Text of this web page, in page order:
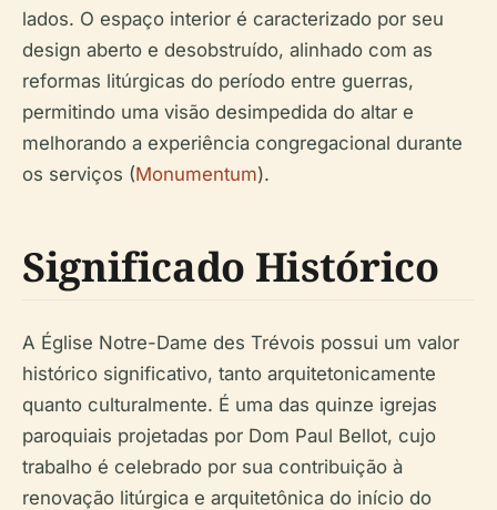
lados. O espaço interior é caracterizado por seu
design aberto e desobstruído, alinhado com as
reformas litúrgicas do período entre guerras,
permitindo uma visão desimpedida do altar e
melhorando a experiência congregacional durante
os serviços (Monumentum).
Significado Histórico
A Église Notre-Dame des Trévois possui um valor
histórico significativo, tanto arquitetonicamente
quanto culturalmente. É uma das quinze igrejas
paroquiais projetadas por Dom Paul Bellot, cujo
trabalho é celebrado por sua contribuição à
renovação litúrgica e arquitetônica do início do